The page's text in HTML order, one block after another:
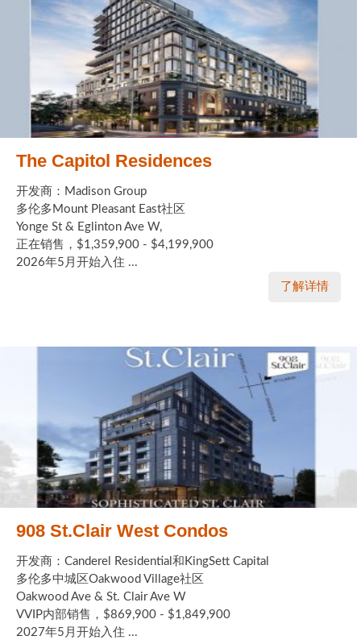
The Capitol Residences
开发商：Madison Group
多伦多Mount Pleasant East社区
Yonge St & Eglinton Ave W,
正在销售，$1,359,900 - $4,199,900
2026年5月开始入住 ...
了解详情
908 St.Clair West Condos
开发商：Canderel Residential和KingSett Capital
多伦多中城区Oakwood Village社区
Oakwood Ave & St. Clair Ave W
VVIP内部销售，$869,900 - $1,849,900
2027年5月开始入住 ...